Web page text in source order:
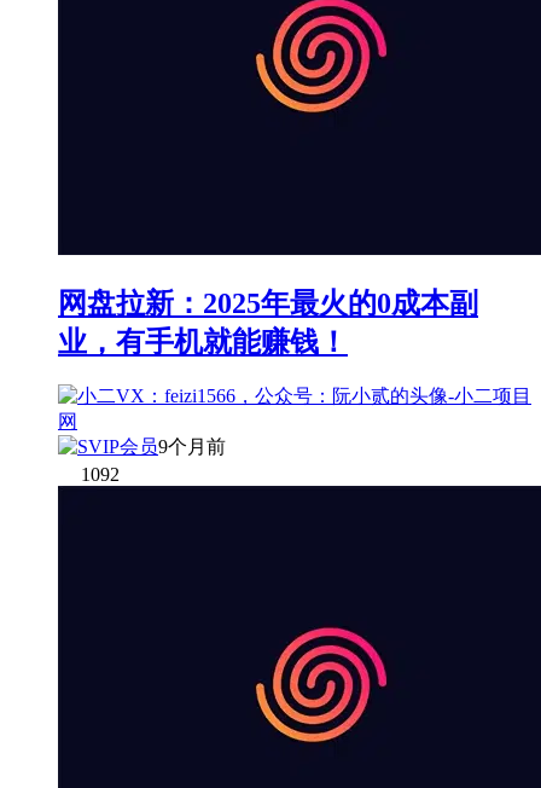
网盘拉新：2025年最火的0成本副
业，有手机就能赚钱！
9个月前
1092